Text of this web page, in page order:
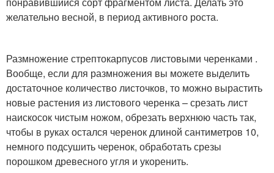
желательно весной, в период активного роста.
Размножение стрептокарпусов листовыми черенками .
Вообще, если для размножения вы можете выделить
достаточное количество листочков, то можно вырастить
новые растения из листового черенка – срезать лист
наискосок чистым ножом, обрезать верхнюю часть так,
чтобы в руках остался черенок длиной сантиметров 10,
немного подсушить черенок, обработать срезы
порошком древесного угля и укоренить.